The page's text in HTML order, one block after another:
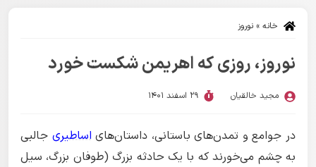
خانه » نوروز
نوروز، روزی که اهریمن شکست خورد
مجید خالقیان 29 اسفند 1401
در جوامع و تمدن‌های باستانی، داستان‌های اساطیری جالبی
به چشم می‌خورند که با یک حادثه بزرگ (طوفان بزرگ، سیل